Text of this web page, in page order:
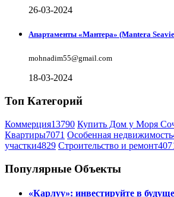
26-03-2024
Апартаменты «Мантера» (Mantera
mohnadim55@gmail.com
18-03-2024
Топ Категорий
Коммерция13790 Купить Дом у Моря
Квартиры7071 Особенная недвижимость
участки4829 Строительство и ремонт
Популярные Объекты
«Карлуу»: инвестируйте в